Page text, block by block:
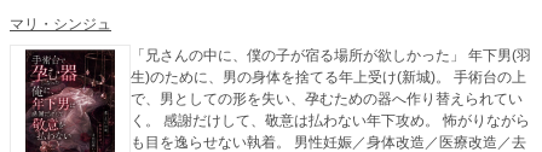
マリ・シンジュ
「兄さんの中に、僕の子が宿る場所が欲しかった」 年下男(羽
生)のために、男の身体を捨てる年上受け(新城)。 手術台の上
で、男としての形を失い、孕むための器へ作り替えられてい
く。 感謝だけして、敬意は払わない年下攻め。 怖がりながら
も目を逸らせない執着。 男性妊娠／身体改造／医療改造／去